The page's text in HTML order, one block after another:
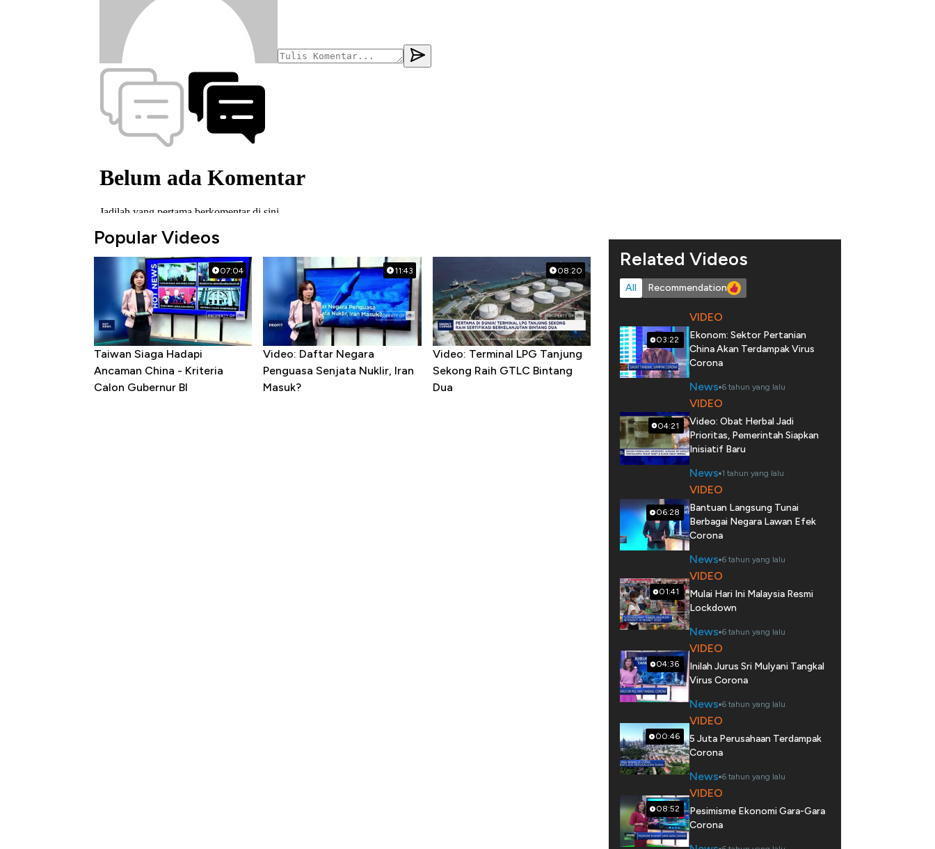
Popular Videos
07:04
Taiwan Siaga Hadapi
Ancaman China - Kriteria
Calon Gubernur BI
11:43
Video: Daftar Negara
Penguasa Senjata Nuklir, Iran
Masuk?
08:20
Video: Terminal LPG Tanjung
Sekong Raih GTLC Bintang
Dua
Related Videos
All Recommendation
03:22
VIDEO
Ekonom: Sektor Pertanian
China Akan Terdampak Virus
Corona
News 6 tahun yang lalu
04:21
VIDEO
Video: Obat Herbal Jadi
Prioritas, Pemerintah Siapkan
Inisiatif Baru
News 1 tahun yang lalu
06:28
VIDEO
Bantuan Langsung Tunai
Berbagai Negara Lawan Efek
Corona
News 6 tahun yang lalu
01:41
VIDEO
Mulai Hari Ini Malaysia Resmi
Lockdown
News 6 tahun yang lalu
04:36
VIDEO
Inilah Jurus Sri Mulyani Tangkal
Virus Corona
News 6 tahun yang lalu
00:46
VIDEO
5 Juta Perusahaan Terdampak
Corona
News 6 tahun yang lalu
08:52
VIDEO
Pesimisme Ekonomi Gara-Gara
Corona